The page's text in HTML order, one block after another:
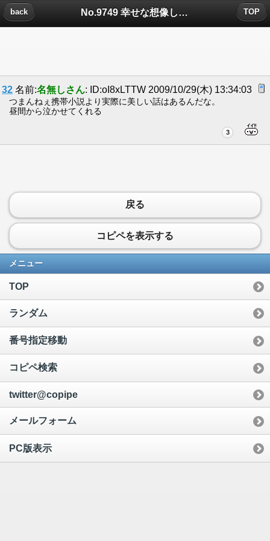
No.9749 幸せな想像しかできなかった。普通にうらやましかった。についたコメント
back TOP
32 名前:名無しさん: ID:oI8xLTTW 2009/10/29(木) 13:34:03
つまんねぇ携帯小説より実際に美しい話はあるんだな。
昼間から泣かせてくれる
3
戻る
コピペを表示する
メニュー
TOP
ランダム
番号指定移動
コピペ検索
twitter@copipe
メールフォーム
PC版表示